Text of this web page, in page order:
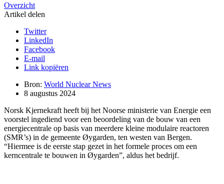
Overzicht
Artikel delen
Twitter
LinkedIn
Facebook
E-mail
Link kopiëren
Bron: World Nuclear News
8 augustus 2024
Norsk Kjernekraft heeft bij het Noorse ministerie van Energie een
voorstel ingediend voor een beoordeling van de bouw van een
energiecentrale op basis van meerdere kleine modulaire reactoren
(SMR’s) in de gemeente Øygarden, ten westen van Bergen.
“Hiermee is de eerste stap gezet in het formele proces om een
kerncentrale te bouwen in Øygarden”, aldus het bedrijf.